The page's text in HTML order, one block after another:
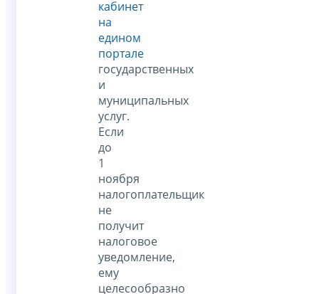
кабинет
на
едином
портале
государственных
и
муниципальных
услуг.
Если
до
1
ноября
налогоплательщик
не
получит
налоговое
уведомление,
ему
целесообразно